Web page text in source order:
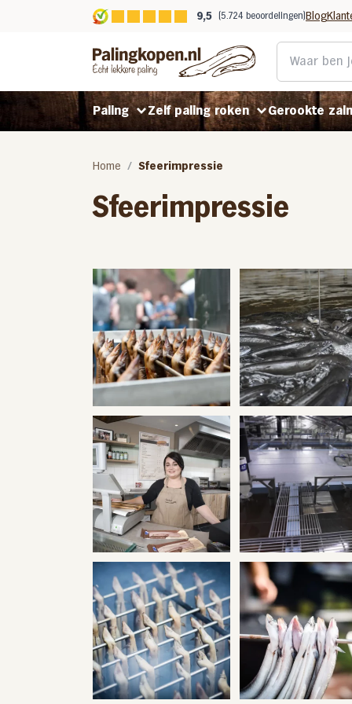
9,5 (5.724 beoordelingen) Blog
Paling
Gerookte paling
Stoofpaling
Bakpaling
Zelf paling roken
Rookpaling gepekeld
Benodigdheden
Gerookte
Koud gerookte zalm
Home Sfeerimpressie
Sfeerimpressie